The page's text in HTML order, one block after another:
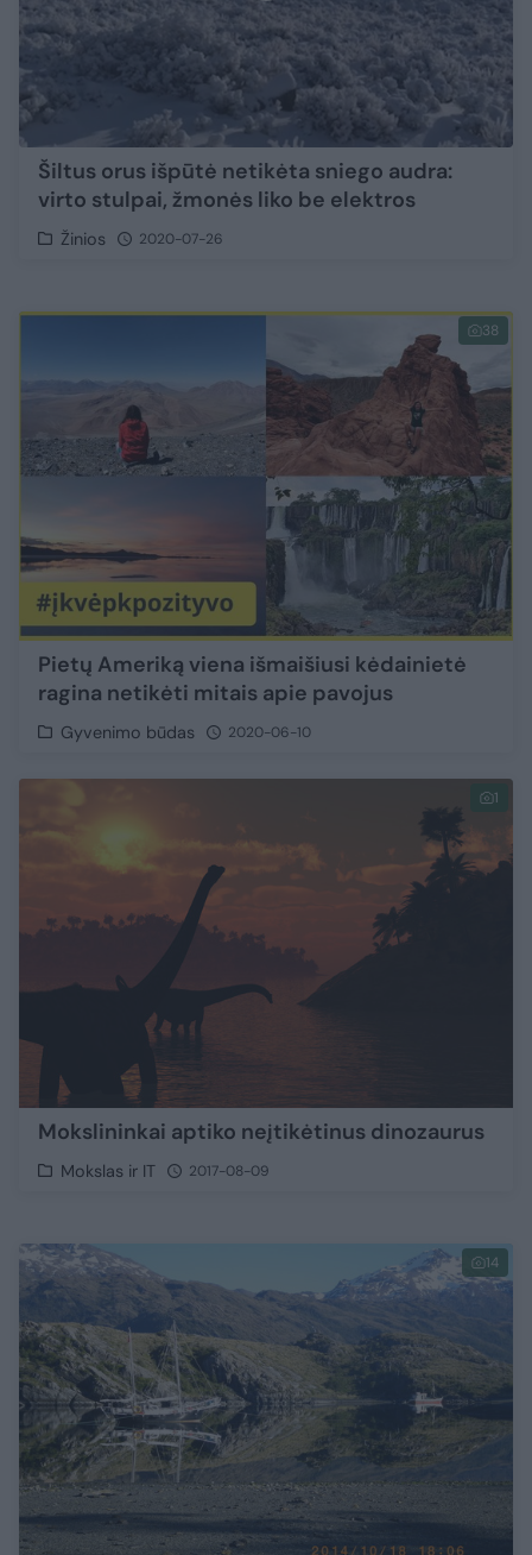
Šiltus orus išpūtė netikėta sniego audra:
virto stulpai, žmonės liko be elektros
Žinios 2020-07-26
38
Pietų Ameriką viena išmaišiusi kėdainietė
ragina netikėti mitais apie pavojus
Gyvenimo būdas 2020-06-10
1
Mokslininkai aptiko neįtikėtinus dinozaurus
Mokslas ir IT 2017-08-09
14